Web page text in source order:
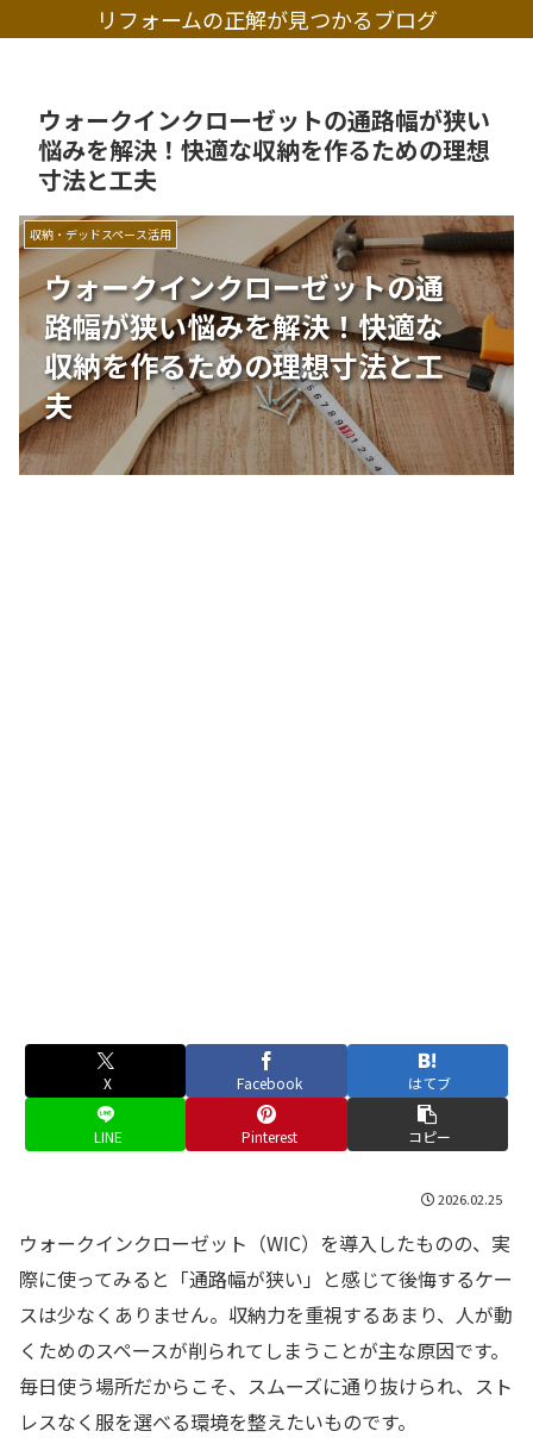
リフォームの正解が見つかるブログ
ウォークインクローゼットの通路幅が狭い
悩みを解決！快適な収納を作るための理想
寸法と工夫
ウォークインクローゼットの通
路幅が狭い悩みを解決！快適な
収納を作るための理想寸法と工
夫
収納・デッドスペース活用
X Facebook はてブ
LINE Pinterest コピー
2026.02.25
ウォークインクローゼット（WIC）を導入したものの、実
際に使ってみると「通路幅が狭い」と感じて後悔するケー
スは少なくありません。収納力を重視するあまり、人が動
くためのスペースが削られてしまうことが主な原因です。
毎日使う場所だからこそ、スムーズに通り抜けられ、スト
レスなく服を選べる環境を整えたいものです。